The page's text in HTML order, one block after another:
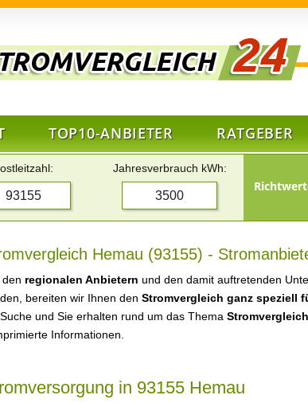
TOP10-ANBIETER RATGEBER
Jahresverbrauch kWh:
Hemau (93155) -
den regionalen Anbietern und den damit auftretenden
bereiten wir Ihnen den Stromvergleich ganz speziell
und Sie erhalten rund um das Thema
Informationen.
in 93155 Hemau